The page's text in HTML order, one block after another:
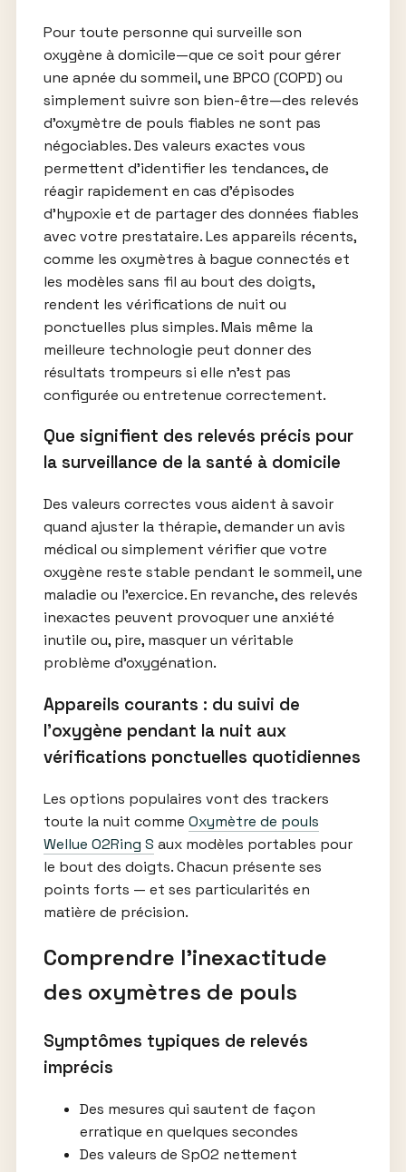
Pour toute personne qui surveille son
oxygène à domicile—que ce soit pour gérer
une apnée du sommeil, une BPCO (COPD) ou
simplement suivre son bien-être—des relevés
d’oxymètre de pouls fiables ne sont pas
négociables. Des valeurs exactes vous
permettent d’identifier les tendances, de
réagir rapidement en cas d’épisodes
d’hypoxie et de partager des données fiables
avec votre prestataire. Les appareils récents,
comme les oxymètres à bague connectés et
les modèles sans fil au bout des doigts,
rendent les vérifications de nuit ou
ponctuelles plus simples. Mais même la
meilleure technologie peut donner des
résultats trompeurs si elle n’est pas
configurée ou entretenue correctement.
Que signifient des relevés précis pour
la surveillance de la santé à domicile
Des valeurs correctes vous aident à savoir
quand ajuster la thérapie, demander un avis
médical ou simplement vérifier que votre
oxygène reste stable pendant le sommeil, une
maladie ou l’exercice. En revanche, des relevés
inexactes peuvent provoquer une anxiété
inutile ou, pire, masquer un véritable
problème d’oxygénation.
Appareils courants : du suivi de
l’oxygène pendant la nuit aux
vérifications ponctuelles quotidiennes
Les options populaires vont des trackers
toute la nuit comme Oxymètre de pouls
Wellue O2Ring S aux modèles portables pour
le bout des doigts. Chacun présente ses
points forts — et ses particularités en
matière de précision.
Comprendre l’inexactitude
des oxymètres de pouls
Symptômes typiques de relevés
imprécis
Des mesures qui sautent de façon
erratique en quelques secondes
Des valeurs de SpO2 nettement